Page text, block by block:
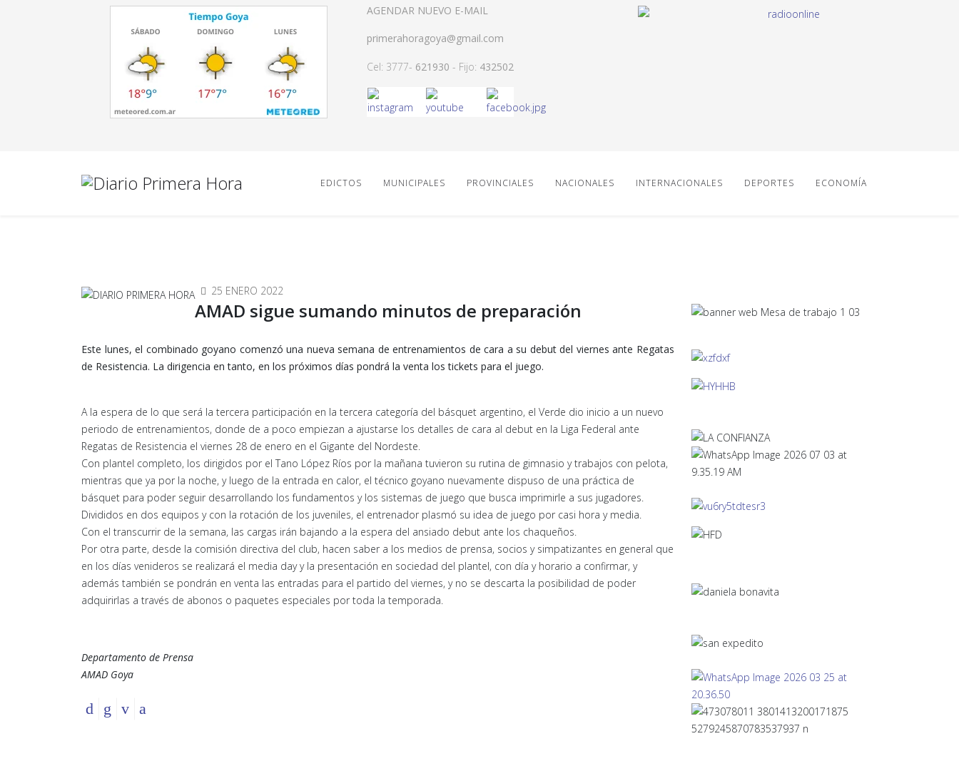
AGENDAR NUEVO E-MAIL
primerahoragoya@gmail.com
Cel: 3777- 621930 - Fijo: 432502
EDICTOS MUNICIPALES PROVINCIALES NACIONALES INTERNACIONALES DEPORTES ECONOMÍA
25 ENERO 2022
AMAD sigue sumando minutos de preparación
Este lunes, el combinado goyano comenzó una nueva semana de entrenamientos de cara a su debut del viernes ante Regatas
de Resistencia. La dirigencia en tanto, en los próximos días pondrá la venta los tickets para el juego.
A la espera de lo que será la tercera participación en la tercera categoría del básquet argentino, el Verde dio inicio a un nuevo
periodo de entrenamientos, donde de a poco empiezan a ajustarse los detalles de cara al debut en la Liga Federal ante
Regatas de Resistencia el viernes 28 de enero en el Gigante del Nordeste.
Con plantel completo, los dirigidos por el Tano López Ríos por la mañana tuvieron su rutina de gimnasio y trabajos con pelota,
mientras que ya por la noche, y luego de la entrada en calor, el técnico goyano nuevamente dispuso de una práctica de
básquet para poder seguir desarrollando los fundamentos y los sistemas de juego que busca imprimirle a sus jugadores.
Divididos en dos equipos y con la rotación de los juveniles, el entrenador plasmó su idea de juego por casi hora y media.
Con el transcurrir de la semana, las cargas irán bajando a la espera del ansiado debut ante los chaqueños.
Por otra parte, desde la comisión directiva del club, hacen saber a los medios de prensa, socios y simpatizantes en general que
en los días venideros se realizará el media day y la presentación en sociedad del plantel, con día y horario a confirmar, y
además también se pondrán en venta las entradas para el partido del viernes, y no se descarta la posibilidad de poder
adquirirlas a través de abonos o paquetes especiales por toda la temporada.
Departamento de Prensa
AMAD Goya